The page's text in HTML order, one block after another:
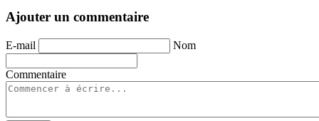
Ajouter un commentaire
E-mail Nom
Commentaire